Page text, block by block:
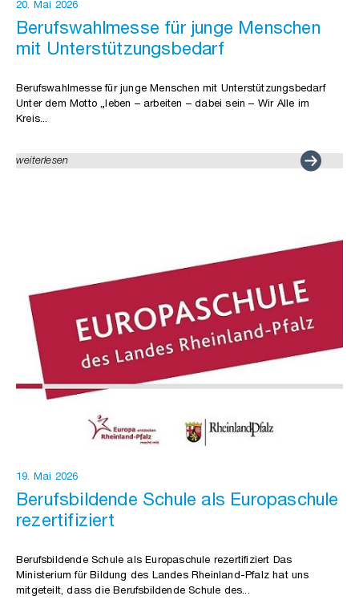
20. Mai 2026
Berufswahlmesse für junge Menschen
mit Unterstützungsbedarf
Berufswahlmesse für junge Menschen mit Unterstützungsbedarf
Unter dem Motto „leben – arbeiten – dabei sein – Wir Alle im
Kreis...
weiterlesen
19. Mai 2026
Berufsbildende Schule als Europaschule
rezertifiziert
Berufsbildende Schule als Europaschule rezertifiziert Das
Ministerium für Bildung des Landes Rheinland-Pfalz hat uns
mitgeteilt, dass die Berufsbildende Schule des...